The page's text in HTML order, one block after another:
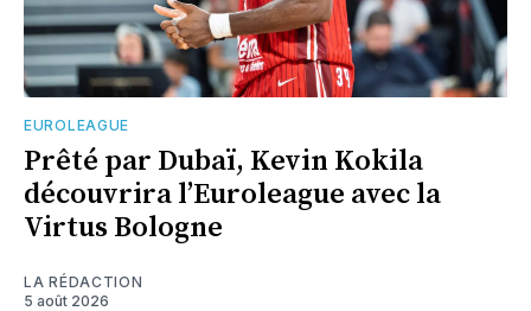
EUROLEAGUE
Prêté par Dubaï, Kevin Kokila
découvrira l’Euroleague avec la
Virtus Bologne
LA RÉDACTION
5 août 2026